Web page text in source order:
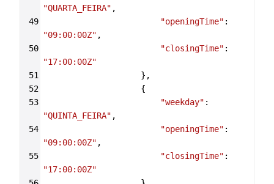
"QUARTA_FEIRA" ,
49
"openingTime"
"09:00:00Z" ,
50
"closingTime"
"17:00:00Z"
51
},
52
{
53
"weekday"
"QUINTA_FEIRA" ,
54
"openingTime"
"09:00:00Z" ,
55
"closingTime"
"17:00:00Z"